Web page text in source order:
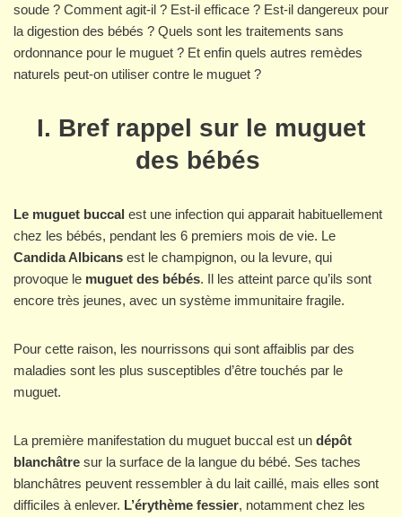
soude ? Comment agit-il ? Est-il efficace ? Est-il dangereux pour
la digestion des bébés ? Quels sont les traitements sans
ordonnance pour le muguet ? Et enfin quels autres remèdes
naturels peut-on utiliser contre le muguet ?
I. Bref rappel sur le muguet
des bébés
Le muguet buccal est une infection qui apparait habituellement
chez les bébés, pendant les 6 premiers mois de vie. Le
Candida Albicans est le champignon, ou la levure, qui
provoque le muguet des bébés. Il les atteint parce qu’ils sont
encore très jeunes, avec un système immunitaire fragile.
Pour cette raison, les nourrissons qui sont affaiblis par des
maladies sont les plus susceptibles d’être touchés par le
muguet.
La première manifestation du muguet buccal est un dépôt
blanchâtre sur la surface de la langue du bébé. Ses taches
blanchâtres peuvent ressembler à du lait caillé, mais elles sont
difficiles à enlever. L’érythème fessier, notamment chez les